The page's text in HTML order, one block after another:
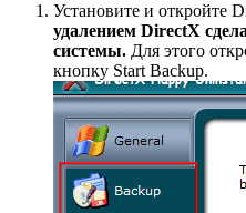
Установите и откройте
удалением DirectX
системы. Для этого
кнопку Start Backup.